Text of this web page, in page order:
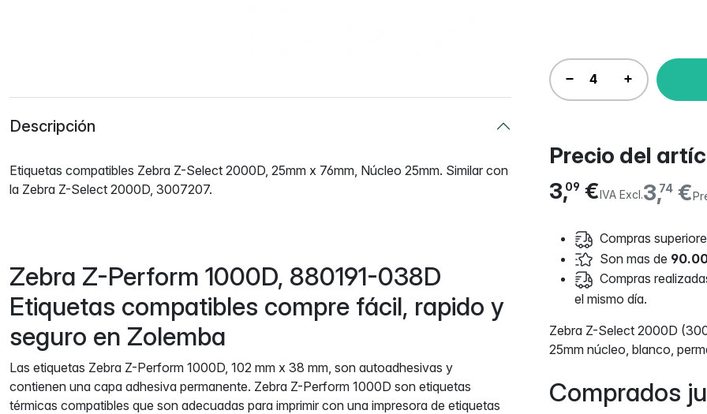
Precio del
3,74€
3,09 €IVA Excl.
Compras
Son mas de
Compras
el mismo día.
Zebra Z-Select 2000D
25mm núcleo, blanco,
Comprados
Descripción
Etiquetas compatibles Zebra Z-Select 2000D, 25mm x 76mm, Núcleo 25mm. Similar con
la Zebra Z-Select 2000D, 3007207.
Zebra Z-Perform 1000D, 880191-038D
Etiquetas compatibles compre fácil, rapido y
seguro en Zolemba
Las etiquetas Zebra Z-Perform 1000D, 102 mm x 38 mm, son autoadhesivas y
contienen una capa adhesiva permanente. Zebra Z-Perform 1000D son etiquetas
térmicas compatibles que son adecuadas para imprimir con una impresora de etiquetas